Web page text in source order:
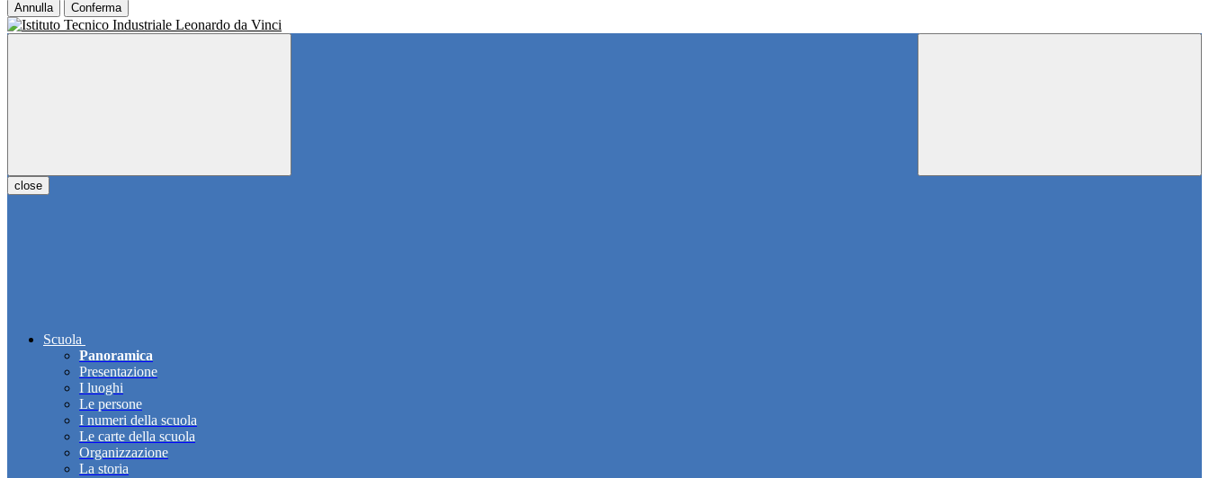
Annulla Conferma
close
Scuola
Panoramica
Presentazione
I luoghi
Le persone
I numeri della scuola
Le carte della scuola
Organizzazione
La storia